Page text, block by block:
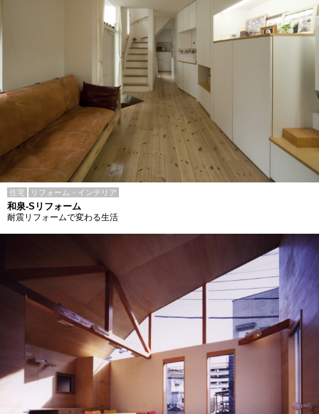
住宅 リフォーム・インテリア
和泉-Sリフォーム
耐震リフォームで変わる生活